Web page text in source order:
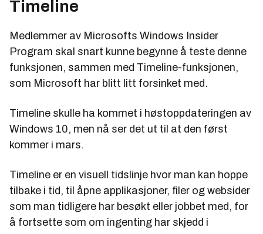
Timeline
Medlemmer av Microsofts Windows Insider
Program skal snart kunne begynne å teste denne
funksjonen, sammen med Timeline-funksjonen,
som Microsoft har blitt litt forsinket med.
Timeline skulle ha kommet i høstoppdateringen av
Windows 10, men nå ser det ut til at den først
kommer i mars.
Timeline er en visuell tidslinje hvor man kan hoppe
tilbake i tid, til åpne applikasjoner, filer og websider
som man tidligere har besøkt eller jobbet med, for
å fortsette som om ingenting har skjedd i